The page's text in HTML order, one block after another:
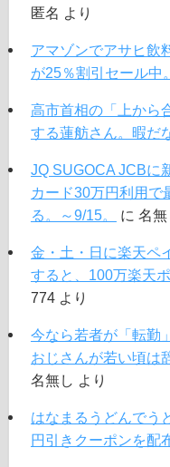
匿名 より
アマゾンでアサヒ飲
が25％割引セール中。
高市首相の「上から
する蓮舫さん。暇だ
JQ SUGOCA JCBに
カード30万円利用で
る。～9/15。
に 名無
金・土・日に楽天ペ
すると、100万楽天
774より
今なら若者が「転勤
おじさんが若い頃は
名無し より
はなまるうどんでう
円引きクーポンを配